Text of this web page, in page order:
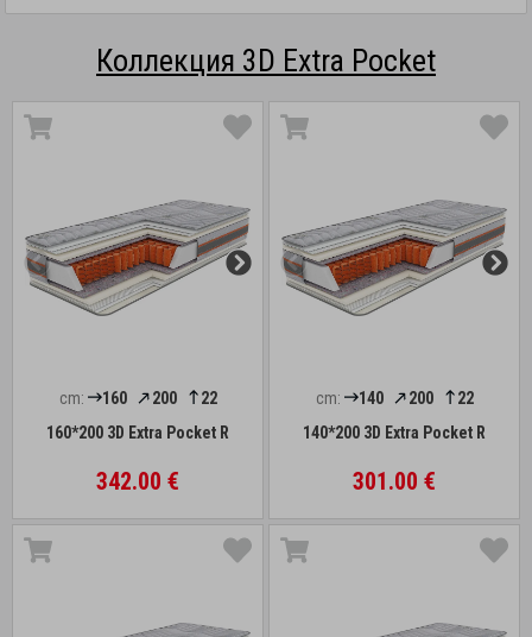
Коллекция 3D Extra Pocket
cm: 160 200
22
160*200 3D Extra Pocket R
342.00 €
cm: 140 200
22
140*200 3D Extra Pocket R
301.00 €